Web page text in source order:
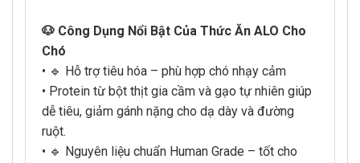
🐶 Công Dụng Nổi Bật Của Thức Ăn ALO Cho
Chó
• 🔹 Hỗ trợ tiêu hóa – phù hợp chó nhạy cảm
• Protein từ bột thịt gia cầm và gạo tự nhiên giúp
dễ tiêu, giảm gánh nặng cho dạ dày và đường
ruột.
• 🔹 Nguyên liệu chuẩn Human Grade – tốt cho